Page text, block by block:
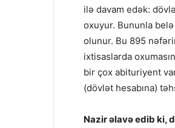
ilə davam edək:
oxuyur. Bununla
olunur. Bu 895
ixtisaslarda
bir çox abituriyent
(dövlət hesabına)
Nazir əlavə edib ki,